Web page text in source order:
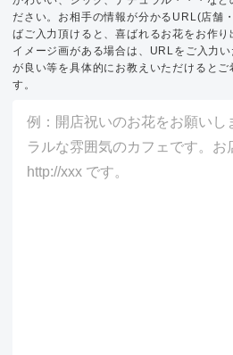
ださい。お相手の情報が分かるURL(店舗
ばご入力頂けると、喜ばれるお花をお作
イメージ画がある場合は、URLをご入力
が良い等を具体的にお教えいただけると
す。